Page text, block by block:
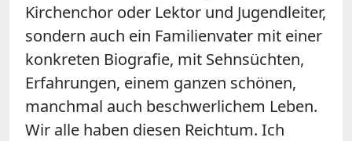
Kirchenchor oder Lektor und Jugendleiter,
sondern auch ein Familienvater mit einer
konkreten Biografie, mit Sehnsüchten,
Erfahrungen, einem ganzen schönen,
manchmal auch beschwerlichem Leben.
Wir alle haben diesen Reichtum. Ich